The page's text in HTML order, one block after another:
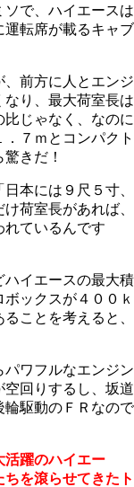
で、ハイエースは
運転席が載るキャブ
前方に人とエンジ
り、最大荷室長は
じゃなく、なのに
７ｍとコンパクト
きだ！
本には９尺５寸、
荷室長があれば、
れているんです
ハイエースの最大積
ックスが４００ｋ
ことを考えると、
ワフルなエンジン
回りするし、坂道
輪駆動のＦＲなので
躍のハイエー
ちを滾らせてきたト